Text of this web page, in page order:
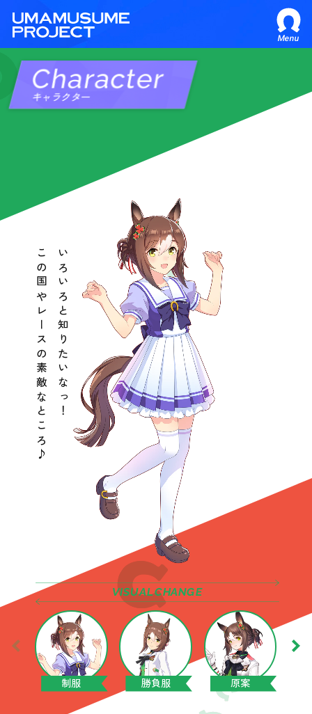
Menu
Character
キャラクター
いろいろと知りたいなっ！
この国やレースの素敵なところ♪
VISUALCHANGE
制服 勝負服 原案